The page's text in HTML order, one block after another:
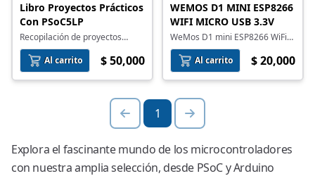
Libro Proyectos Prácticos
Con PSoC5LP
Recopilación de proyectos
prácticos completos realizados
con el kit CY8CKIT-059 PSoC
5LP
Al carrito $ 50,000
WEMOS D1 MINI ESP8266
WIFI MICRO USB 3.3V
WeMos D1 mini ESP8266 WiFi
micro USB 3.3V
Al carrito
$ 20,000
1
Explora el fascinante mundo de los microcontroladores
con nuestra amplia selección, desde PSoC y Arduino